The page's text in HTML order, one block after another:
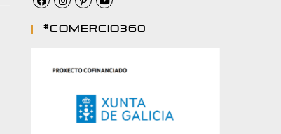
#comercio360